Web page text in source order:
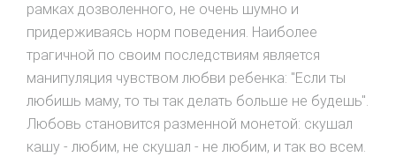
рамках дозволенного, не очень шумно и
придерживаясь норм поведения. Наиболее
трагичной по своим последствиям является
манипуляция чувством любви ребенка: "Если ты
любишь маму, то ты так делать больше не будешь".
Любовь становится разменной монетой: скушал
кашу - любим, не скушал - не любим, и так во всем.